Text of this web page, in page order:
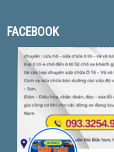
FACEBOOK